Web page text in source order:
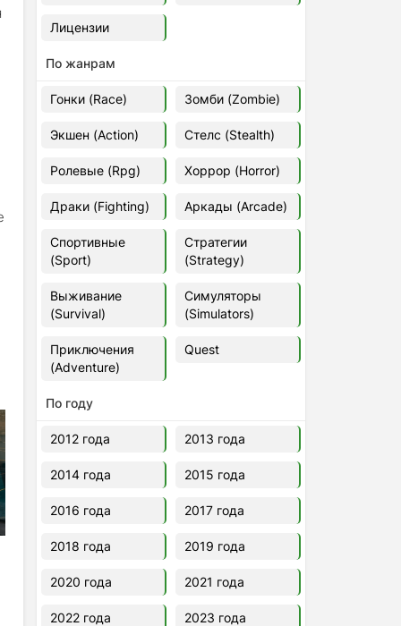
Ghost of Tsushima: Director's Cut
v.1053.9.0623.1807 [Папка
Euro Truck Simulator 2 v.1.60.1.7s
[Папка игры] (2012)
37,77 Гб
Forza Horizon 5 v.688.044
[Папка игры] (2021)
2021
V Rising
2024
Лицензии
По жанрам
Гонки (Race) Зомби (Zombie)
Экшен (Action) Стелс (Stealth)
Ролевые (Rpg) Хоррор (Horror)
Драки (Fighting) Аркады (Arcade)
Спортивные
(Sport)
Стратегии
(Strategy)
Выживание
(Survival)
Симуляторы
(Simulators)
Приключения
(Adventure)
Quest
По году
2012 года 2013 года
2014 года 2015 года
2016 года 2017 года
2018 года 2019 года
2020 года 2021 года
2022 года 2023 года